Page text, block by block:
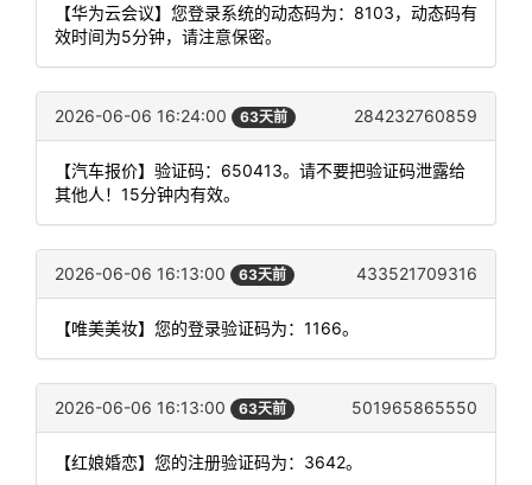
【华为云会议】您登录系统的动态码为：8103，动态码有
效时间为5分钟，请注意保密。
2026-06-06 16:24:00 63天前 284232760859
【汽车报价】验证码：650413。请不要把验证码泄露给
其他人！15分钟内有效。
2026-06-06 16:13:00 63天前 433521709316
【唯美美妆】您的登录验证码为：1166。
2026-06-06 16:13:00 63天前 501965865550
【红娘婚恋】您的注册验证码为：3642。